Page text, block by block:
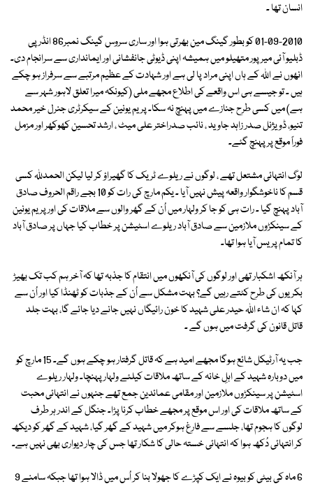
انسان تھا ۔
01-09-2010 کو بطور گینگ مین بھرتی ہوا اور ساری سروس گینگ نمبر86 انڈر پی
ڈبلیو آئی میرپور متھیلو میں ہمیشہ اپنی ڈیوٹی جانفشانی اور ایمانداری سے سرانجام دی۔
انھوں نے اللہ کے ہاں اپنی مراد پا لی ہے اور شہادت کے عظیم مرتبے سے سرفراز ہو چکے
ہیں ۔ تو جیسے ہی اس واقعے کی اطلاع مجھے ملی (کیونکہ میرا تعلق لاہور شہر سے
ہے) میں کسی طرح جنازے میں پہنچ نہ سکا۔ پریم یونین کے سیکرٹری جنرل خیر محمد
تنیو، ڈویژنل صدر زاہد جاوید ، نائب صدراختر علی میٹ ، ارشد تحسین کھوکھر اور مزمل
فوراً موقع پر پہنچ گئے۔
لوگ انتہائی مشتعل تھے ، لوگوں نے ریلوے ٹریک کا گھیراؤ کر لیا لیکن الحمدللہ کسی
قسم کا ناخوشگوار واقعہ پیش نہیں آیا ۔ یکم مارچ کی رات کو 10 بجے راقم الحروف صادق
آباد پہنچ گیا ۔ رات ہی کو جا کر ولہار میں اُن کے گھر والوں سے ملاقات کی اور پریم یونین
کے سینکڑوں ملازمین سے صادق آباد ریلوے اسٹیشن پر خطاب کیا جہاں پر صادق آباد
کا تمام پریس آیا ہوا تھا۔
ہر آنکھ اشکبار تھی اور لوگوں کی آنکھوں میں انتقام کا جذبہ تھا کہ آخر ہم کب تک بھیڑ
بکریوں کی طرح کٹتے رہیں گے؟ بہت مشکل سے اُن کے جذبات کو ٹھنڈا کیا اور اُن سے
کہا کہ ان شاء اللہ حیدر علی شہید کا خون رائیگاں نہیں جانے دیا جائے گا، بہت جلد
قاتل قانون کی گرفت میں ہوں گے ۔
جب یہ آرٹیکل شائع ہوگا مجھے امید ہے کہ قاتل گرفتار ہو چکے ہوں گے۔ 15 مارچ کو
میں دوبارہ شہید کے اہلِ خانہ کے ساتھ ملاقات کیلئے ولہار پہنچا۔ ولہار ریلوے
اسٹیشن پر سینکڑوں ملازمین اور مقامی عمائدین جمع تھے جنہوں نے انتہائی محبت
کے ساتھ ملاقات کی اور اس موقع پر مجھے خطاب کرنا پڑا۔ جنگل کے اندر ہر طرف
لوگوں کا ہجوم تھا، جلسے سے فارغ ہوکر میں شہید کے گھر گیا، شہید کے گھر کو دیکھ
کر انتہائی دُکھ ہوا کہ انتہائی خستہ حالی کا شکار تھا جس کی چار دیواری بھی نہیں ہے۔
6 ماہ کی بیٹی کو بیوہ نے ایک کپڑے کا جھولا بنا کر اُس میں ڈالا ہوا تھا جبکہ سامنے 9